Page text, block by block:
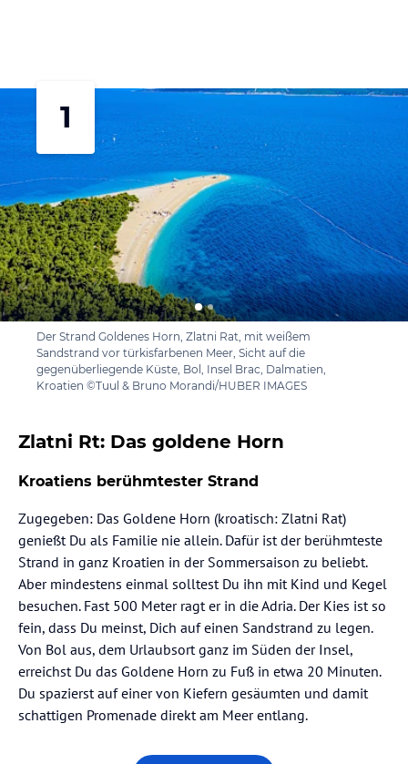
1
Der Strand Goldenes Horn, Zlatni Rat, mit weißem
Sandstrand vor türkisfarbenen Meer, Sicht auf die
gegenüberliegende Küste, Bol, Insel Brac, Dalmatien,
Kroatien ©Tuul & Bruno Morandi/HUBER IMAGES
Zlatni Rt: Das goldene Horn
Kroatiens berühmtester Strand
Zugegeben: Das Goldene Horn (kroatisch: Zlatni Rat)
genießt Du als Familie nie allein. Dafür ist der berühmteste
Strand in ganz Kroatien in der Sommersaison zu beliebt.
Aber mindestens einmal solltest Du ihn mit Kind und Kegel
besuchen. Fast 500 Meter ragt er in die Adria. Der Kies ist so
fein, dass Du meinst, Dich auf einen Sandstrand zu legen.
Von Bol aus, dem Urlaubsort ganz im Süden der Insel,
erreichst Du das Goldene Horn zu Fuß in etwa 20 Minuten.
Du spazierst auf einer von Kiefern gesäumten und damit
schattigen Promenade direkt am Meer entlang.